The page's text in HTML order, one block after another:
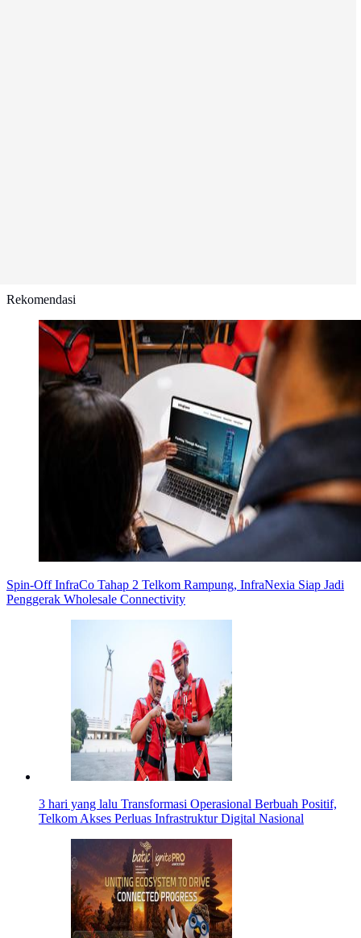
Rekomendasi
Spin-Off InfraCo Tahap 2 Telkom Rampung, InfraNexia Siap Jadi
Penggerak Wholesale Connectivity
3 hari yang lalu Transformasi Operasional Berbuah Positif,
Telkom Akses Perluas Infrastruktur Digital Nasional